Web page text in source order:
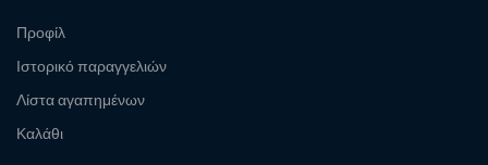
Προφίλ
Ιστορικό παραγγελιών
Λίστα αγαπημένων
Καλάθι